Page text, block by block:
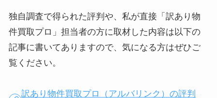
独自調査で得られた評判や、私が直接「訳あり物
件買取プロ」担当者の方に取材した内容は以下の
記事に書いてありますので、気になる方はぜひご
覧ください。
訳あり物件買取プロ（アルバリンク）の評判